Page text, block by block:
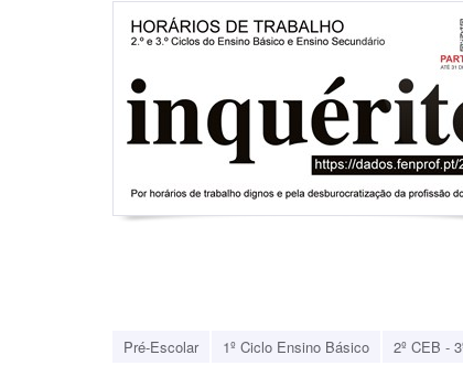
Pré-Escolar
1º Ciclo Ensino Básico 2º CEB -